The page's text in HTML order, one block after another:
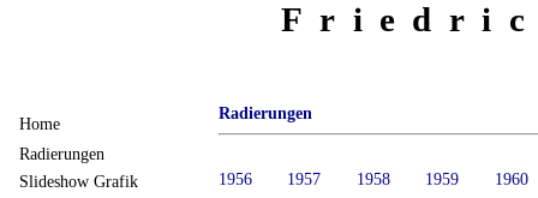
Radierungen
1956 1957 1958 1959
1960
Home
Radierungen
Slideshow Grafik